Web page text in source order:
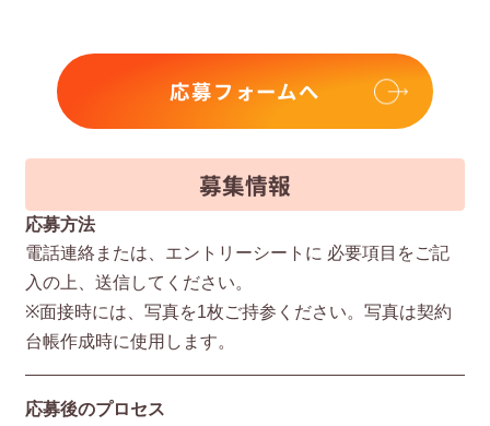
応募フォームへ
募集情報
応募方法
電話連絡または、エントリーシートに 必要項⽬をご記
⼊の上、送信してください。
※⾯接時には、写真を1枚ご持参ください。写真は契約
台帳作成時に使⽤します。
応募後のプロセス